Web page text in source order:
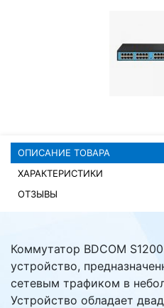
Компьютеры Fujitsu
ОПИСАНИЕ ТОВАРА
ХАРАКТЕРИСТИКИ
ОТЗЫВЫ
Коммутатор BDCOM
устройство,
сетевым трафиком в
Устройство обладает